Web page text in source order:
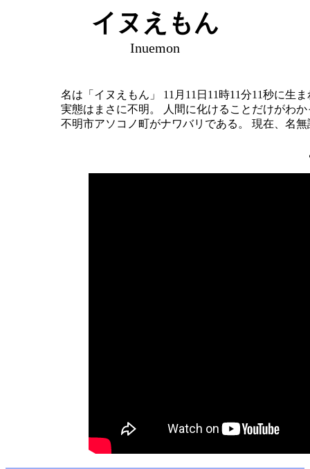
イヌえもん
Inuemon
名は「イヌえもん」 11月11日11時11分11秒に生
実態はまさに不明。 人間に化けることだけがわ
不明市アソコノ町がナワバリである。 現在、名